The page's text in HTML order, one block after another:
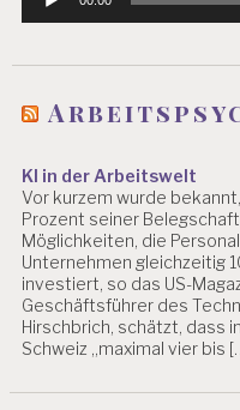
A
B
T
S
Y
C
H
O
L
O
G
KI in der Arbeitswelt
Vor kurzem wurde
Prozent seiner
Möglichkeiten, die
Unternehmen gleichzeitig
investiert, so das US-
Geschäftsführer des
Hirschbrich, schätzt, dass
Schweiz „maximal vier bis